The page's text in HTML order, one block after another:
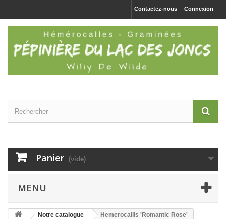
Connexion
Contactez-nous
Panier (vide)
MENU
Notre catalogue Hemerocallis 'Romantic Rose'